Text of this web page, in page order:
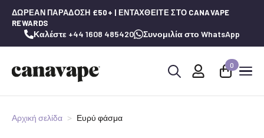
ΔΩΡΕΆΝ ΠΑΡΆΔΟΣΗ £50+ | ΕΝΤΑΧΘΕΊΤΕ ΣΤΟ CANAVAPE
REWARDS
Καλέστε +44 1608 485420 Συνομιλία στο WhatsApp
0
Αρχική σελίδα Ευρύ φάσμα